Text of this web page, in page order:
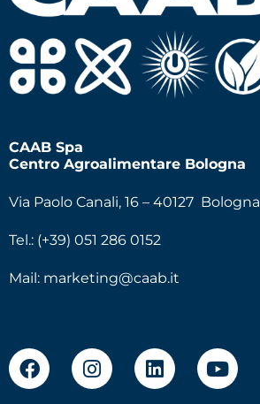
CAAB Spa
Centro Agroalimentare Bologna
Via Paolo Canali, 16 – 40127 Bologna
Tel.: (+39) 051 286 0152
Mail: marketing@caab.it